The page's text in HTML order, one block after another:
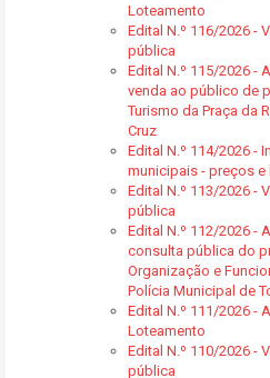
Loteamento
Edital N.º 116/2026 -
pública
Edital N.º 115/2026 -
venda ao público de
Turismo da Praça da
Cruz
Edital N.º 114/2026 -
municipais - preços
Edital N.º 113/2026 -
pública
Edital N.º 112/2026 -
consulta pública do
Organização e
Polícia Municipal de
Edital N.º 111/2026 -
Loteamento
Edital N.º 110/2026 -
pública